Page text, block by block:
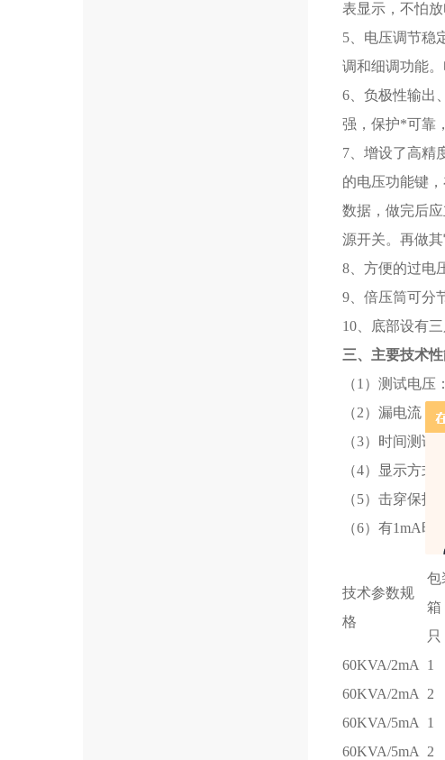
表显示，不怕
5、电压调节稳
调和细调功能。
6、负极性输出
强，保护*可靠
7、增设了高精
的电压功能键
数据，做完后
源开关。再做其
8、方便的过电
9、倍压筒可分
10、底部设有
三、主要技术
（1）测试电压
（2）漏电流：
（3）时间测试
（4）显示方式
（5）击穿保护
（6）有1mA时
技术参数规
格
包
箱
只
60KVA/2mA
1
60KVA/2mA
2
60KVA/5mA
1
60KVA/5mA
2